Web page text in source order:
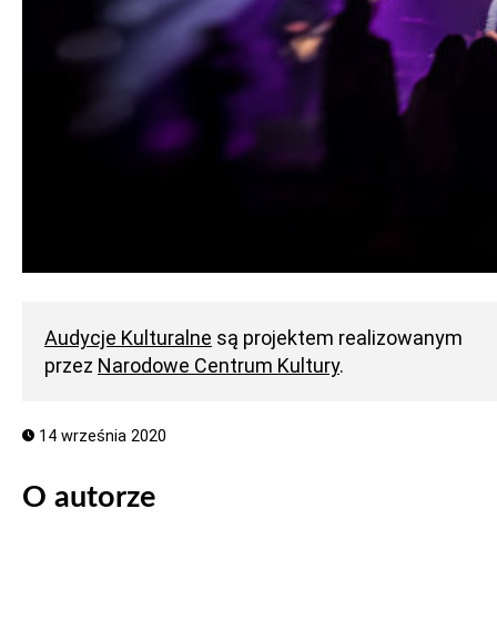
Audycje Kulturalne są projektem realizowanym
przez Narodowe Centrum Kultury.
14 września 2020
O autorze